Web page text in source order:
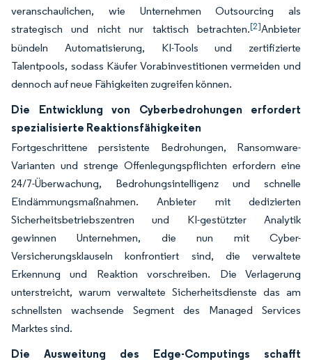
veranschaulichen, wie Unternehmen Outsourcing als
strategisch und nicht nur taktisch betrachten.[2]Anbieter
bündeln Automatisierung, KI-Tools und zertifizierte
Talentpools, sodass Käufer Vorabinvestitionen vermeiden und
dennoch auf neue Fähigkeiten zugreifen können.
Die Entwicklung von Cyberbedrohungen erfordert
spezialisierte Reaktionsfähigkeiten
Fortgeschrittene persistente Bedrohungen, Ransomware-
Varianten und strenge Offenlegungspflichten erfordern eine
24/7-Überwachung, Bedrohungsintelligenz und schnelle
Eindämmungsmaßnahmen. Anbieter mit dedizierten
Sicherheitsbetriebszentren und KI-gestützter Analytik
gewinnen Unternehmen, die nun mit Cyber-
Versicherungsklauseln konfrontiert sind, die verwaltete
Erkennung und Reaktion vorschreiben. Die Verlagerung
unterstreicht, warum verwaltete Sicherheitsdienste das am
schnellsten wachsende Segment des Managed Services
Marktes sind.
Die Ausweitung des Edge-Computings schafft